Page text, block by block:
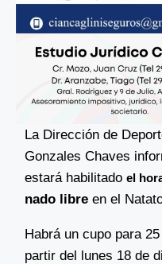
La Dirección de
Gonzales Chaves
estará habilitado el
nado libre en el
Habrá un cupo para
partir del lunes 18 de